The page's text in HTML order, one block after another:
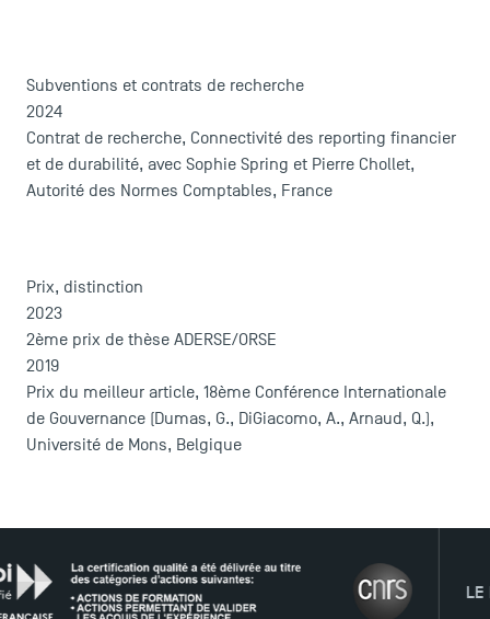
Agenda
Recrutement
Brochures
Logos et identité graphique
Presse
FAQ
Subventions et contrats de recherche
2024
Contrat de recherche, Connectivité des reporting financier
et de durabilité, avec Sophie Spring et Pierre Chollet,
Autorité des Normes Comptables, France
Prix, distinction
2023
2ème prix de thèse ADERSE/ORSE
2019
Prix du meilleur article, 18ème Conférence Internationale
de Gouvernance (Dumas, G., DiGiacomo, A., Arnaud, Q.),
Université de Mons, Belgique
LE